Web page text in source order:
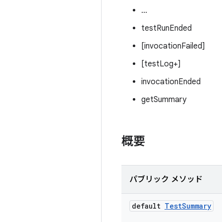
...
testRunEnded
[invocationFailed]
[testLog+]
invocationEnded
getSummary
概要
パブリック メソッド
default TestSummary